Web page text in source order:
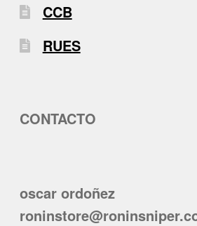
CCB
RUES
CONTACTO
oscar ordoñez